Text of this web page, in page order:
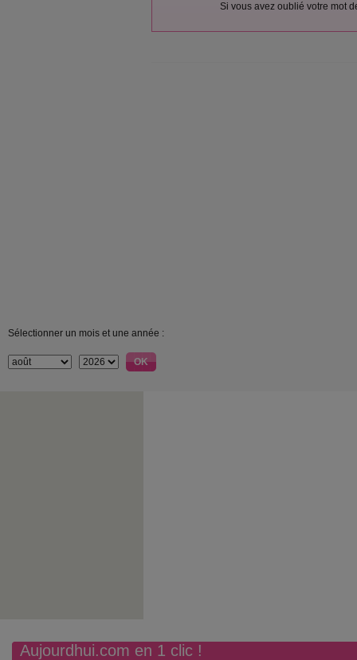
Si vous avez oublié votre mot
Sélectionner un mois et une année :
Aujourdhui.com en 1 clic !